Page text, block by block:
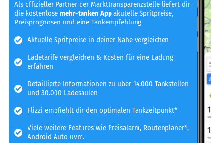
Als offizieller Partner der Markttransparenzstelle liefert dir
die kostenlosemehr-tanken Appakutelle Spritpreise,
Preisprognosen und eine Tankempfehlung
Aktuelle Spritpreise in deiner Nähe vergleichen
Ladetarife vergleichen & Kosten für eine Ladung
erfahren
Detaillierte Informationen zu über 14.000 Tankstellen
und 30.000 Ladesäulen
Flizzi empfiehlt dir den optimalen Tankzeitpunkt*
Viele weitere Features wie Preisalarm, Routenplaner*,
Android Auto uvm.